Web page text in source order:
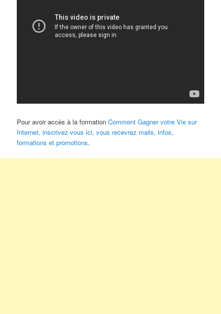
Pour avoir accès à la formationComment Gagner votre Vie sur
Internet, inscrivez-vous ici, vous recevrez mails, infos,
formations et promotions.